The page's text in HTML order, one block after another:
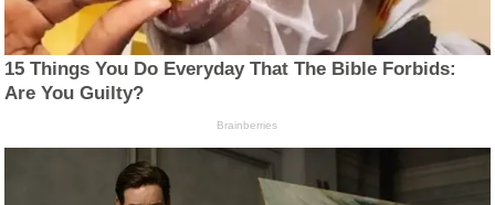
15 Things You Do Everyday That The Bible Forbids:
Are You Guilty?
Brainberries